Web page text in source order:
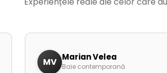
MV Marian Velea
Baie contemporană